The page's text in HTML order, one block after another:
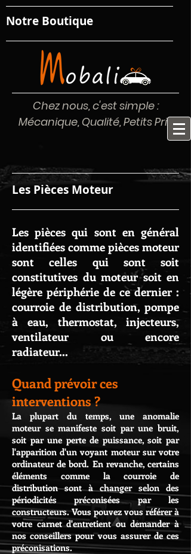
Notre Boutique
Chez nous, c'est simple :
Mécanique, Qualité, Petits Prix
Les Pièces Moteur
Les pièces qui sont en général
identifiées comme pièces moteur
sont celles qui sont soit
constitutives du moteur soit en
légère périphérie de ce dernier :
courroie de distribution, pompe
à eau, thermostat, injecteurs,
ventilateur ou encore
radiateur...
Quand prévoir ces
interventions ?
La plupart du temps, une anomalie
moteur se manifeste soit par une bruit,
soit par une perte de puissance, soit par
l'apparition d'un voyant moteur sur votre
ordinateur de bord. En revanche, certains
éléments comme la courroie de
distribution sont à changer selon des
périodicités préconisées par les
constructeurs. Vous pouvez vous référer à
votre carnet d'entretient ou demander à
nos conseillers pour vous assurer de ces
préconisations.